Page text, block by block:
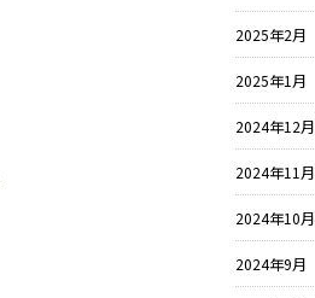
2025年2月
2025年1月
2024年12月
2024年11月
2024年10月
2024年9月